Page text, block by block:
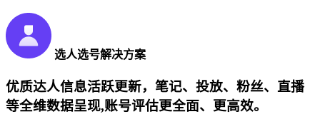
选人选号解决方案
优质达人信息活跃更新，笔记、投放、粉丝、直播
等全维数据呈现,账号评估更全面、更高效。